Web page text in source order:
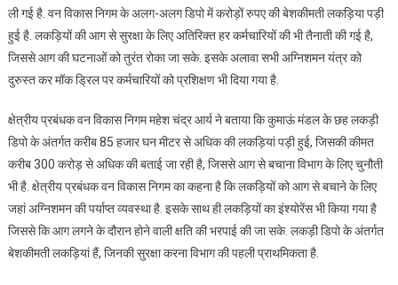
ली गई है. वन विकास निगम के अलग-अलग डिपो में करोड़ों रुपए की बेशकीमती लकड़िया पड़ी
हुई है. लकड़ियों की आग से सुरक्षा के लिए अतिरिक्त हर कर्मचारियों की भी तैनाती की गई है,
जिससे आग की घटनाओं को तुरंत रोका जा सके. इसके अलावा सभी अग्निशमन यंत्र को
दुरुस्त कर मॉक ड्रिल पर कर्मचारियों को प्रशिक्षण भी दिया गया है.
क्षेत्रीय प्रबंधक वन विकास निगम महेश चंद्र आर्य ने बताया कि कुमाऊं मंडल के छह लकड़ी
डिपो के अंतर्गत करीब 85 हजार घन मीटर से अधिक की लकड़ियां पड़ी हुई, जिसकी कीमत
करीब 300 करोड़ से अधिक की बताई जा रही है, जिससे आग से बचाना विभाग के लिए चुनौती
भी है. क्षेत्रीय प्रबंधक वन विकास निगम का कहना है कि लकड़ियों को आग से बचाने के लिए
जहां अग्निशमन की पर्याप्त व्यवस्था है. इसके साथ ही लकड़ियों का इंश्योरेंस भी किया गया है
जिससे कि आग लगने के दौरान होने वाली क्षति की भरपाई की जा सके. लकड़ी डिपो के अंतर्गत
बेशकीमती लकड़ियां हैं, जिनकी सुरक्षा करना विभाग की पहली प्राथमिकता है.